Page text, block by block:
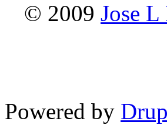
© 2009 Jose
Powered by